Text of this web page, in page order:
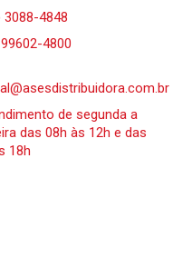
3088-4848
4800
de segunda a
das 08h às 12h e das
18h